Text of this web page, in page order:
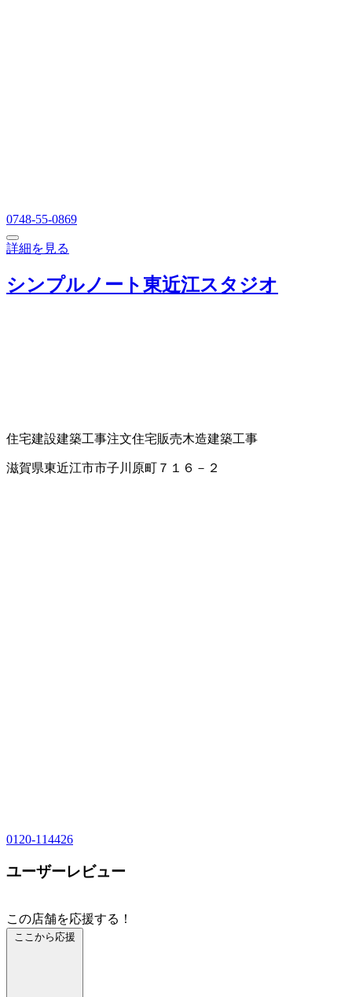
0748-55-0869
詳細を見る
シンプルノート東近江スタジオ
住宅建設建築工事注文住宅販売木造建築工事
滋賀県東近江市市子川原町７１６－２
0120-114426
ユーザーレビュー
この店舗を応援する！
ここから応援